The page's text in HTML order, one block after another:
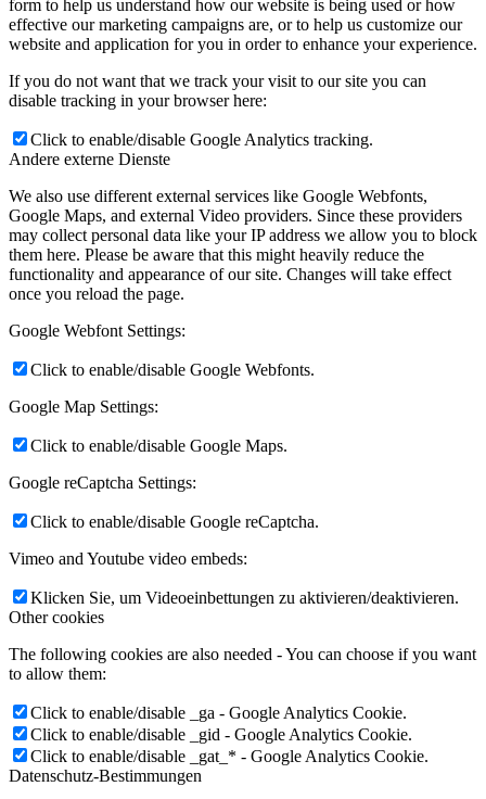
form to help us understand how our website is being used or how
effective our marketing campaigns are, or to help us customize our
website and application for you in order to enhance your experience.
If you do not want that we track your visit to our site you can
disable tracking in your browser here:
Click to enable/disable Google Analytics tracking.
Andere externe Dienste
We also use different external services like Google Webfonts,
Google Maps, and external Video providers. Since these providers
may collect personal data like your IP address we allow you to block
them here. Please be aware that this might heavily reduce the
functionality and appearance of our site. Changes will take effect
once you reload the page.
Google Webfont Settings:
Click to enable/disable Google Webfonts.
Google Map Settings:
Click to enable/disable Google Maps.
Google reCaptcha Settings:
Click to enable/disable Google reCaptcha.
Vimeo and Youtube video embeds:
Klicken Sie, um Videoeinbettungen zu aktivieren/deaktivieren.
Other cookies
The following cookies are also needed - You can choose if you want
to allow them:
Click to enable/disable _ga - Google Analytics Cookie.
Click to enable/disable _gid - Google Analytics Cookie.
Click to enable/disable _gat_* - Google Analytics Cookie.
Datenschutz-Bestimmungen